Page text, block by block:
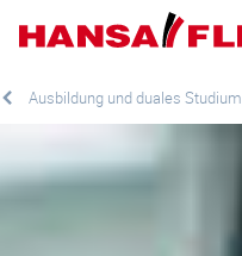
Ausbildung und duales Studium